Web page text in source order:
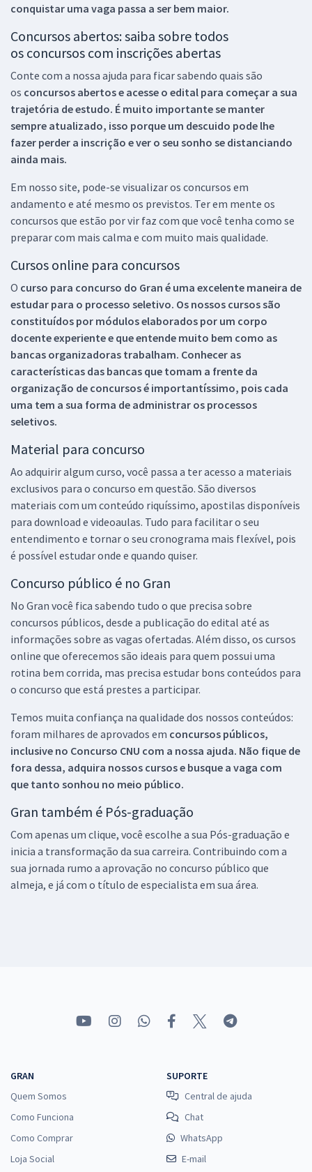
conquistar uma vaga passa a ser bem maior.
Concursos abertos: saiba sobre todos
os concursos com inscrições abertas
Conte com a nossa ajuda para ficar sabendo quais são
os concursos abertos e acesse o edital para começar a sua
trajetória de estudo. É muito importante se manter
sempre atualizado, isso porque um descuido pode lhe
fazer perder a inscrição e ver o seu sonho se distanciando
ainda mais.
Em nosso site, pode-se visualizar os concursos em
andamento e até mesmo os previstos. Ter em mente os
concursos que estão por vir faz com que você tenha como se
preparar com mais calma e com muito mais qualidade.
Cursos online para concursos
O curso para concurso do Gran é uma excelente maneira de
estudar para o processo seletivo. Os nossos cursos são
constituídos por módulos elaborados por um corpo
docente experiente e que entende muito bem como as
bancas organizadoras trabalham. Conhecer as
características das bancas que tomam a frente da
organização de concursos é importantíssimo, pois cada
uma tem a sua forma de administrar os processos
seletivos.
Material para concurso
Ao adquirir algum curso, você passa a ter acesso a materiais
exclusivos para o concurso em questão. São diversos
materiais com um conteúdo riquíssimo, apostilas disponíveis
para download e videoaulas. Tudo para facilitar o seu
entendimento e tornar o seu cronograma mais flexível, pois
é possível estudar onde e quando quiser.
Concurso público é no Gran
No Gran você fica sabendo tudo o que precisa sobre
concursos públicos, desde a publicação do edital até as
informações sobre as vagas ofertadas. Além disso, os cursos
online que oferecemos são ideais para quem possui uma
rotina bem corrida, mas precisa estudar bons conteúdos para
o concurso que está prestes a participar.
Temos muita confiança na qualidade dos nossos conteúdos:
foram milhares de aprovados em concursos públicos,
inclusive no Concurso CNU com a nossa ajuda. Não fique de
fora dessa, adquira nossos cursos e busque a vaga com
que tanto sonhou no meio público.
Gran também é Pós-graduação
Com apenas um clique, você escolhe a sua Pós-graduação e
inicia a transformação da sua carreira. Contribuindo com a
sua jornada rumo a aprovação no concurso público que
almeja, e já com o título de especialista em sua área.
GRAN
Quem Somos
Como Funciona
Como Comprar
Loja Social
SUPORTE
Central de ajuda
Chat
WhatsApp
E-mail